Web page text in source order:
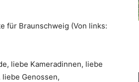
für Braunschweig (Von links:
liebe Kameradinnen, liebe
Genossen,